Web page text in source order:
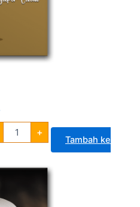
+
Tambah ke